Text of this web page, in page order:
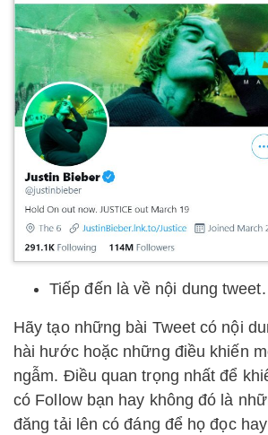
Tiếp đến là về nội dung tweet.
Hãy tạo những bài Tweet có nội
hài hước hoặc những điều khiến
ngẫm. Điều quan trọng nhất để
có Follow bạn hay không đó là
đăng tải lên có đáng để họ đọc